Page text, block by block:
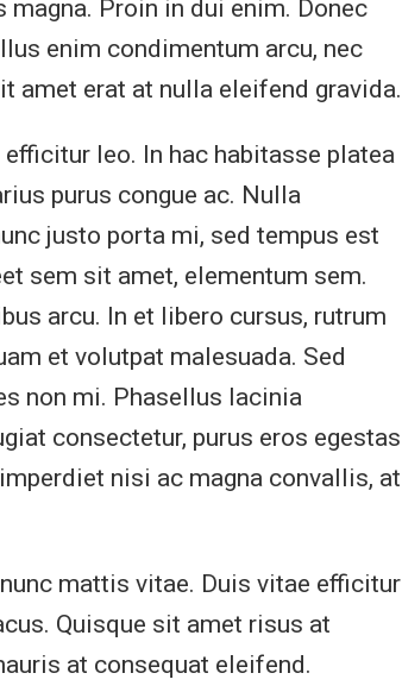
Proin in dui enim. Donec
enim condimentum arcu, nec
amet erat at nulla eleifend gravida.
leo. In hac habitasse platea
purus congue ac. Nulla
justo porta mi, sed tempus est
sem sit amet, elementum sem.
arcu. In et libero cursus, rutrum
et volutpat malesuada. Sed
non mi. Phasellus lacinia
consectetur, purus eros egestas
nisi ac magna convallis, at
mattis vitae. Duis vitae efficitur
Quisque sit amet risus at
at consequat eleifend.